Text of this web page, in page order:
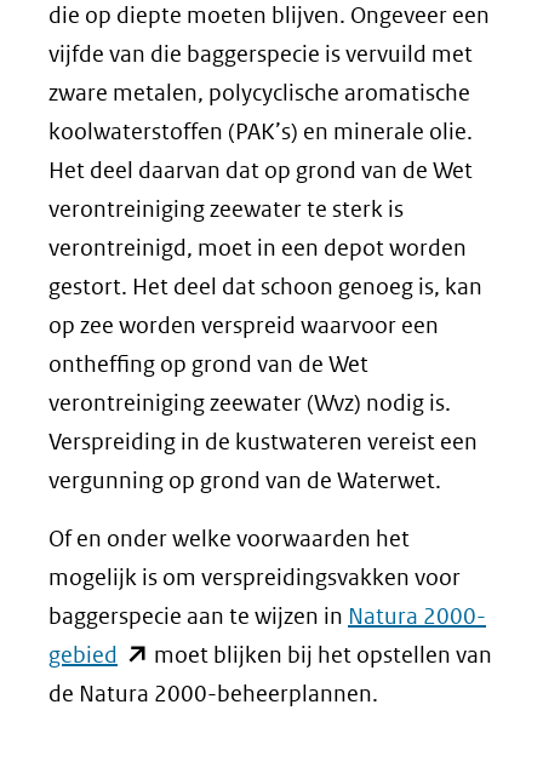
die op diepte moeten blijven. Ongeveer een
vijfde van die baggerspecie is vervuild met
zware metalen, polycyclische aromatische
koolwaterstoffen (PAK’s) en minerale olie.
Het deel daarvan dat op grond van de Wet
verontreiniging zeewater te sterk is
verontreinigd, moet in een depot worden
gestort. Het deel dat schoon genoeg is, kan
op zee worden verspreid waarvoor een
ontheffing op grond van de Wet
verontreiniging zeewater (Wvz) nodig is.
Verspreiding in de kustwateren vereist een
vergunning op grond van de Waterwet.
Of en onder welke voorwaarden het
mogelijk is om verspreidingsvakken voor
baggerspecie aan te wijzen in Natura 2000-
gebied (opent
in
moet blijken bij het opstellen van
de Natura 2000-beheerplannen.